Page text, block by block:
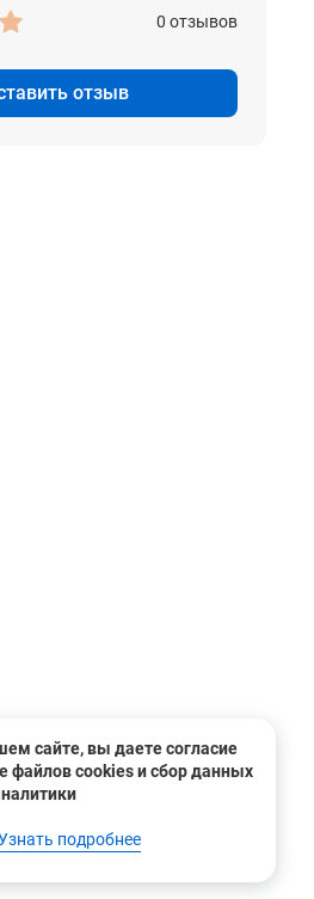
0 отзывов
отзыв
сайте, вы даете согласие
файлов cookies и сбор данных
подробнее